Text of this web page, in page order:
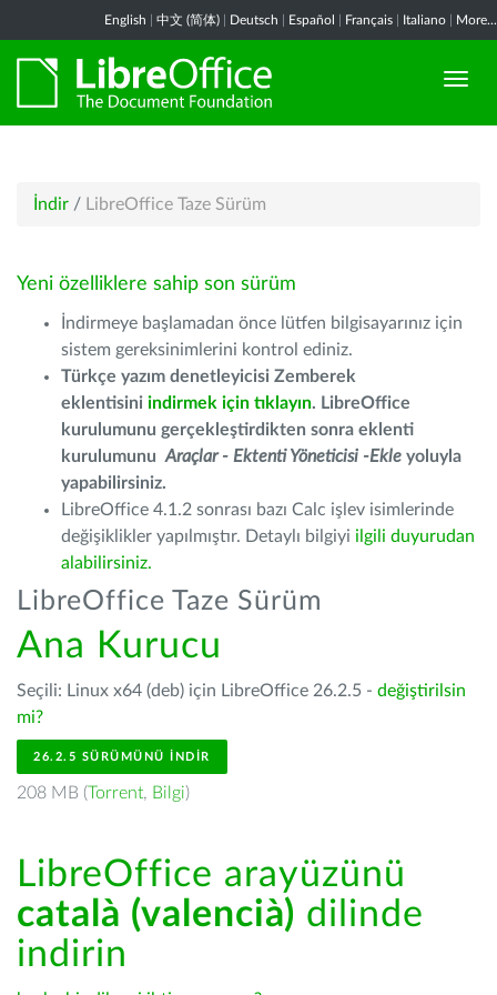
English 中文 (简体) Deutsch Español Français Italiano More...
İndir / LibreOffice Taze Sürüm
Yeni özelliklere sahip son sürüm
İndirmeye başlamadan önce lütfen bilgisayarınız için
sistem gereksinimlerini kontrol ediniz.
Türkçe yazım denetleyicisi Zemberek
eklentisini indirmek için tıklayın. LibreOffice
kurulumunu gerçekleştirdikten sonra eklenti
kurulumunu Araçlar - Ektenti Yöneticisi -Ekle yoluyla
yapabilirsiniz.
LibreOffice 4.1.2 sonrası bazı Calc işlev isimlerinde
değişiklikler yapılmıştır. Detaylı bilgiyi ilgili duyurudan
alabilirsiniz.
LibreOffice Taze Sürüm
Ana Kurucu
Seçili: Linux x64 (deb) için LibreOffice 26.2.5 - değiştirilsin
mi?
26.2.5 SÜRÜMÜNÜ İNDIR
208 MB (Torrent, Bilgi)
LibreOffice arayüzünü
català (valencià) dilinde
indirin